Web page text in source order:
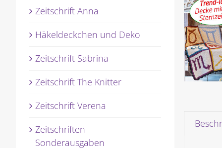
Zeitschrift Anna
Häkeldeckchen und Deko
Zeitschrift Sabrina
Zeitschrift The Knitter
Zeitschrift Verena
Zeitschriften
Sonderausgaben